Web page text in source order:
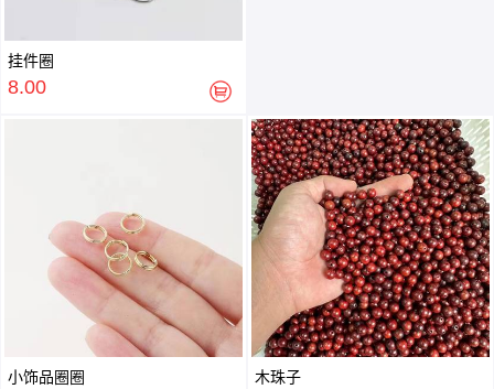
挂件圈
8.00
小饰品圈圈
木珠子